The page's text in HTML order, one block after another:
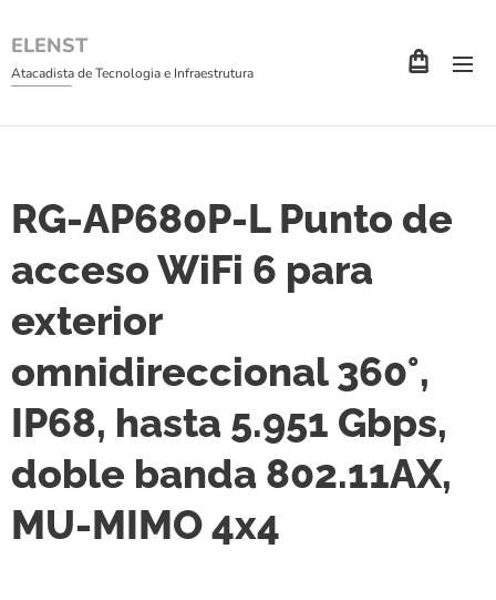
ELENST
Atacadista de Tecnologia e Infraestrutura
RG-AP680P-L Punto de
acceso WiFi 6 para
exterior
omnidireccional 360°,
IP68, hasta 5.951 Gbps,
doble banda 802.11AX,
MU-MIMO 4x4